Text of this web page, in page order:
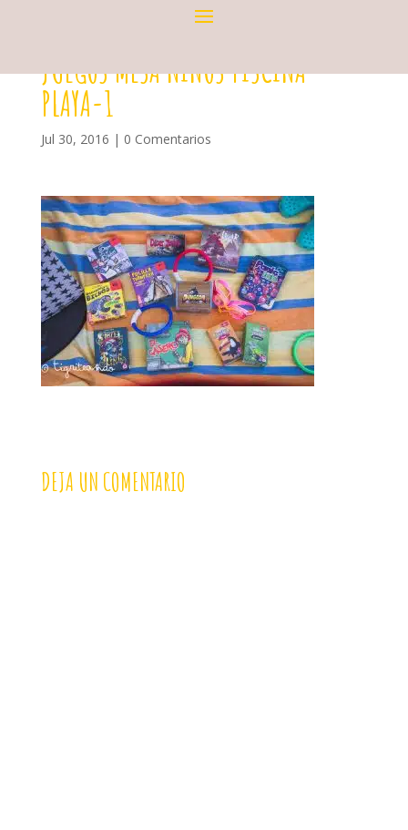
JUEGOS MESA NINOS PISCINA
PLAYA-1
Jul 30, 2016 | 0 Comentarios
DEJA UN COMENTARIO